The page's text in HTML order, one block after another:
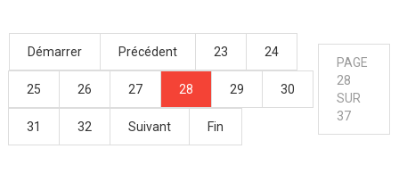
Démarrer Précédent 23 24
25 26 27 28 29 30
31 32 Suivant Fin
PAGE
28
SUR
37